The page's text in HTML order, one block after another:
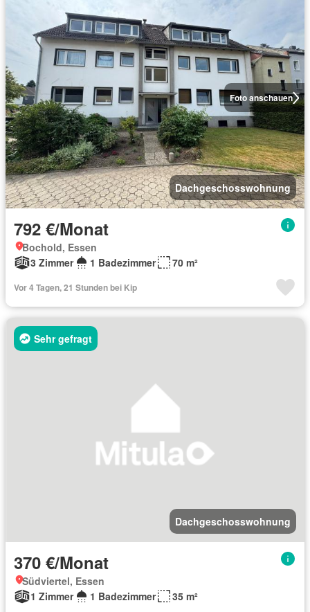
Foto anschauen
Dachgeschosswohnung
792 €/Monat
Bochold, Essen
3 Zimmer
1 Badezimmer 70 m²
Vor 4 Tagen, 21 Stunden bei Kip
Sehr gefragt
Dachgeschosswohnung
370 €/Monat
Südviertel, Essen
1 Zimmer
1 Badezimmer 35 m²